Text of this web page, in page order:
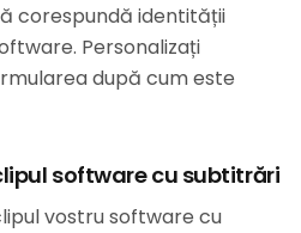
corespundă identității
Personalizați
după cum este
software cu subtitrări
vostru software cu